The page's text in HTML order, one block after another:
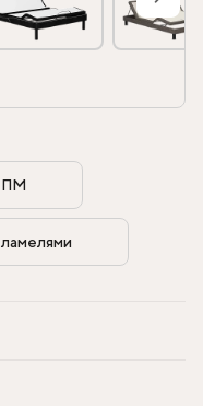
с ПМ
с ламелями